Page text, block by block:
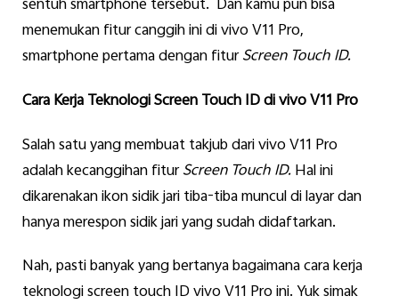
sentuh smartphone tersebut. Dan kamu pun bisa
menemukan fitur canggih ini di vivo V11 Pro,
smartphone pertama dengan fiturScreen Touch ID.
Cara Kerja Teknologi Screen Touch ID di vivo V11 Pro
Salah satu yang membuat takjub dari vivo V11 Pro
adalah kecanggihan fiturScreen Touch ID.Hal ini
dikarenakan ikon sidik jari tiba-tiba muncul di layar dan
hanya merespon sidik jari yang sudah didaftarkan.
Nah, pasti banyak yang bertanya bagaimana cara kerja
teknologi screen touch ID vivo V11 Pro ini. Yuk simak